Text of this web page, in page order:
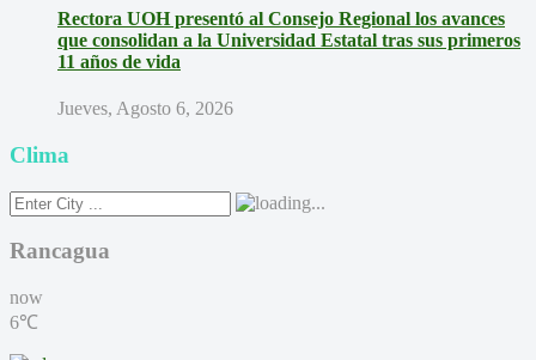
Rectora UOH presentó al Consejo Regional los avances
que consolidan a la Universidad Estatal tras sus primeros
11 años de vida
Jueves, Agosto 6, 2026
Clima
Rancagua
now
6℃